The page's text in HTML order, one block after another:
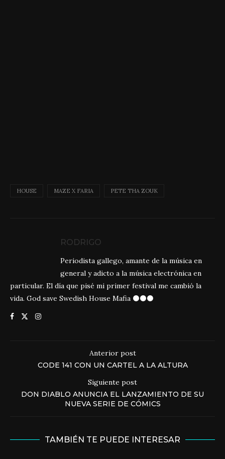
HOUSE MAZE X FARIA PETE THA ZOUK
RODRIGO
Periodista gallego, amante de la música en
general y adicto a la música electrónica en
particular. El día que pisé mi primer festival me cambió la
vida. God save Swedish House Mafia ⚫⚫⚫
Anterior post
CODE 141 CON UN CARTEL A LA ALTURA
Siguiente post
DON DIABLO ANUNCIA EL LANZAMIENTO DE SU
NUEVA SERIE DE CÓMICS
TAMBIÉN TE PUEDE INTERESAR